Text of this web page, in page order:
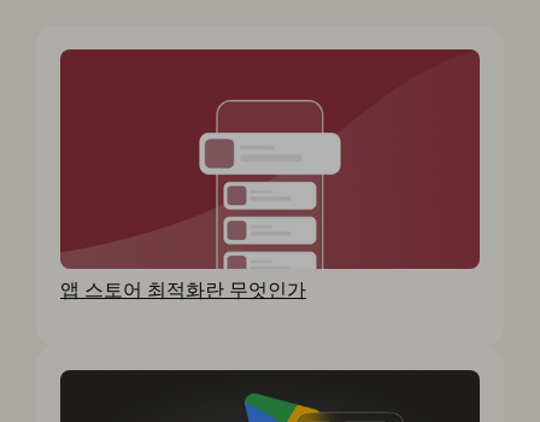
앱 스토어 최적화란 무엇인가